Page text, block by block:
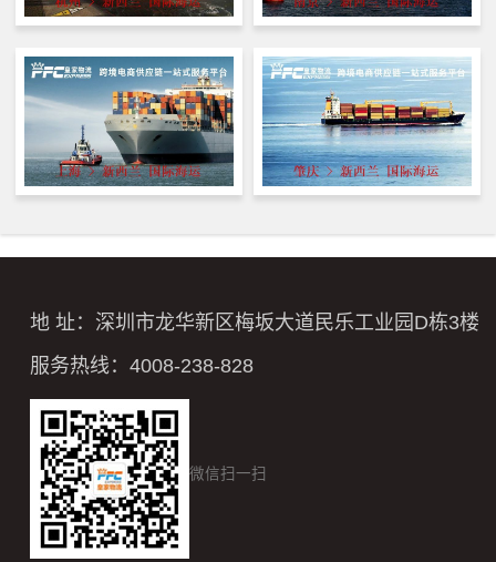
地 址：深圳市龙华新区梅坂大道民乐工业园D栋3楼
服务热线：4008-238-828
微信扫一扫